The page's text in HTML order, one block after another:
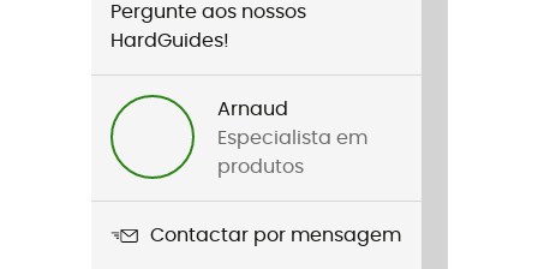
Nome do produto
Ecomaterial / Origem Europeia Garantida
Pergunte aos nossos
HardGuides!
Arnaud
Especialista em
produtos
Contactar por mensagem